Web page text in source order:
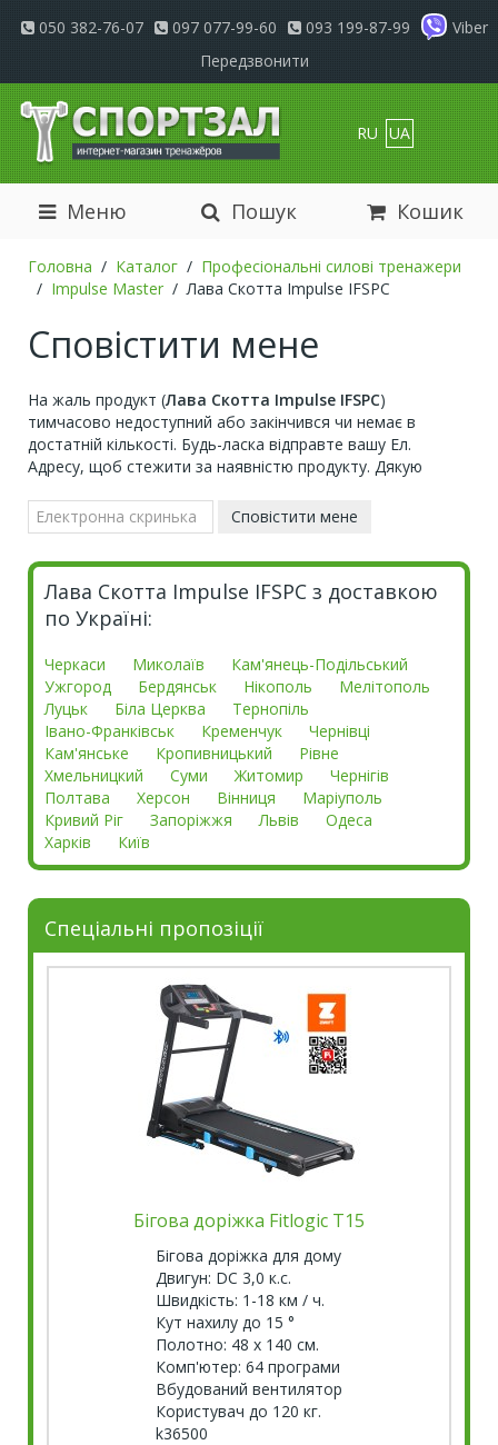
050 382-76-07 097 077-99-60 093 199-87-99
Viber
Передзвонити
RU UA
Меню Пошук Кошик
Головна Каталог
Професіональні силові тренажери
Impulse Master
Лава Скотта Impulse IFSPC
Сповістити мене
На жаль продукт (Лава Скотта Impulse IFSPC)
тимчасово недоступний або закінчився чи немає в
достатній кількості. Будь-ласка відправте вашу Ел.
Адресу, щоб стежити за наявністю продукту. Дякую
Лава Скотта Impulse IFSPC з доставкою
по Україні:
Черкаси Миколаїв
Кам'янець-Подільський
Ужгород
Бердянськ Нікополь
Мелітополь
Луцьк
Біла Церква
Тернопіль
Івано-Франківськ
Кременчук
Чернівці
Кам'янське
Кропивницький
Рівне
Хмельницкий
Суми Житомир
Чернігів
Полтава
Херсон Вінниця
Маріуполь
Кривий Ріг
Запоріжжя Львів
Одеса
Харків
Київ
Спеціальні пропозіції
Бігова доріжка Fitlogic T15
Бігова доріжка для дому
Двигун: DC 3,0 к.с.
Швидкість: 1-18 км / ч.
Кут нахилу до 15 °
Полотно: 48 х 140 см.
Комп'ютер: 64 програми
Вбудований вентилятор
Користувач до 120 кг.
k36500